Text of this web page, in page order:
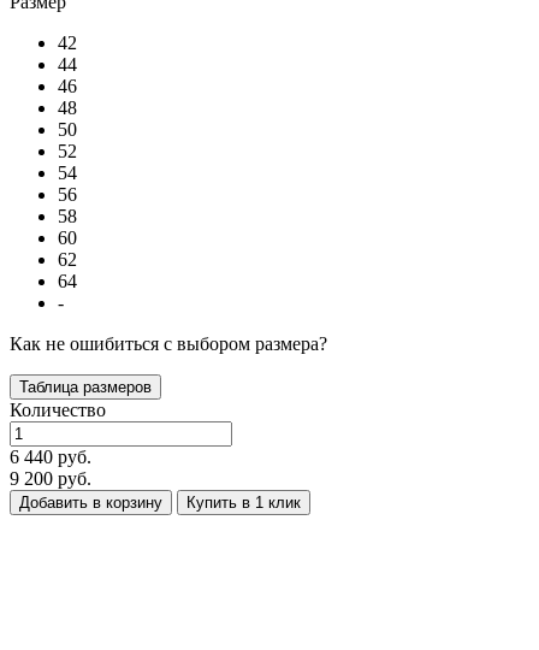
42
44
46
48
50
52
54
56
58
60
62
64
-
Как не ошибиться с выбором размера?
Таблица размеров
Количество
6 440 руб.
9 200 руб.
Добавить в корзину Купить в 1 клик